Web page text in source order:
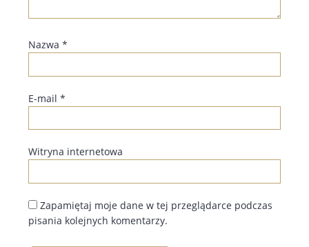
Nazwa *
E-mail *
Witryna internetowa
Zapamiętaj moje dane w tej przeglądarce podczas
pisania kolejnych komentarzy.